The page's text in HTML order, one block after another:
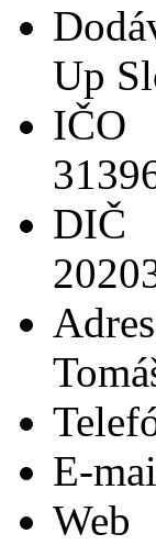
Up
IČO
DIČ
E-
Web